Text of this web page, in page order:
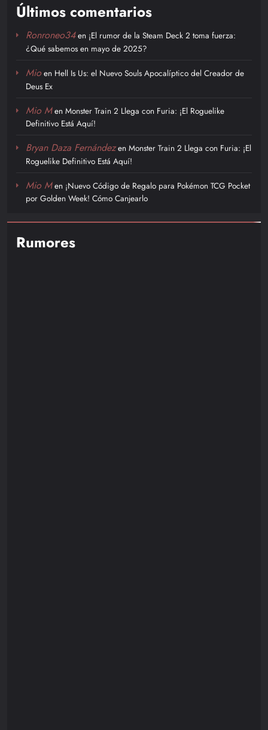
Últimos comentarios
Ronroneo34en ¡El rumor de la Steam Deck 2 toma fuerza:
¿Qué sabemos en mayo de 2025?
Mioen Hell Is Us: el Nuevo Souls Apocalíptico del Creador de
Deus Ex
Mio Men Monster Train 2 Llega con Furia: ¡El Roguelike
Definitivo Está Aquí!
Bryan Daza Fernándezen Monster Train 2 Llega con Furia: ¡El
Roguelike Definitivo Está Aquí!
Mio Men ¡Nuevo Código de Regalo para Pokémon TCG Pocket
por Golden Week! Cómo Canjearlo
Rumores